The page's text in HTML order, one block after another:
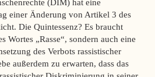
(DIM) hat eine
einer Änderung von Artikel 3 des
Die Quintessenz? Es braucht
Wortes „Rasse“, sondern auch eine
des Verbots rassistischer
außerdem zu erwarten, dass das